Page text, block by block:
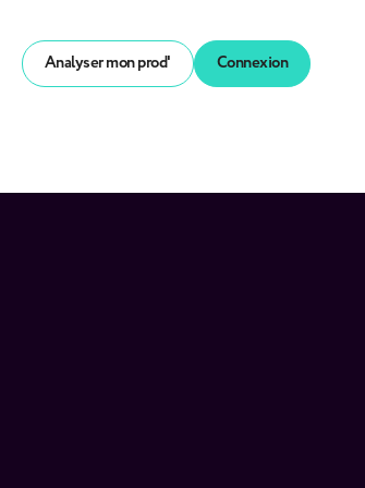
Analyser mon prod' Connexion